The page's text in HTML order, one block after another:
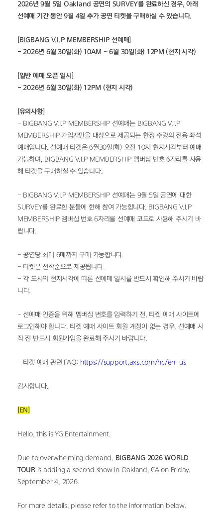
2026년 9월 5일 Oakland 공연의 SURVEY를 완료하신 경우, 아래
선예매 기간 동안 9월 4일 추가 공연 티켓을 구매하실 수 있습니다.
[BIGBANG V.I.P MEMBERSHIP 선예매]
- 2026년 6월 30일(화) 10AM ~ 6월 30일(화) 12PM (현지 시각)
[일반 예매 오픈 일시]
- 2026년 6월 30일(화) 12PM (현지 시각)
[유의사항]
- BIGBANG V.I.P MEMBERSHIP 선예매는 BIGBANG V.I.P
MEMBERSHIP 가입자만을 대상으로 제공되는 한정 수량의 전용 좌석
예매입니다. 선예매 티켓은 6월30일(화) 오전 10시 현지시각부터 예매
가능하며, BIGBANG V.I.P MEMBERSHIP 멤버십 번호 6자리를 사용
해 티켓을 구매하실 수 있습니다.
- BIGBANG V.I.P MEMBERSHIP 선예매는 9월 5일 공연에 대한
SURVEY를 완료한 분들에 한해 참여 가능합니다. BIGBANG V.I.P
MEMBERSHIP 멤버십 번호 6자리를 선예매 코드로 사용해 주시기 바
랍니다.
- 공연당 최대 6매까지 구매 가능합니다.
- 티켓은 선착순으로 제공됩니다.
- 각 도시의 현지시각에 따른 선예매 일시를 반드시 확인해 주시기 바랍
니다.
- 선예매 인증을 위해 멤버십 번호를 입력하기 전, 티켓 예매 사이트에
로그인해야 합니다. 티켓 예매 사이트 회원 계정이 없는 경우, 선예매 시
작 전 반드시 회원가입을 완료해 주시기 바랍니다.
- 티켓 예매 관련 FAQ: https://support.axs.com/hc/en-us
감사합니다.
[EN]
Hello, this is YG Entertainment.
Due to overwhelming demand, BIGBANG 2026 WORLD
TOUR is adding a second show in Oakland, CA on Friday,
September 4, 2026.
For more details, please refer to the information below.